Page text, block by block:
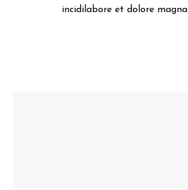
incidilabore et dolore magna